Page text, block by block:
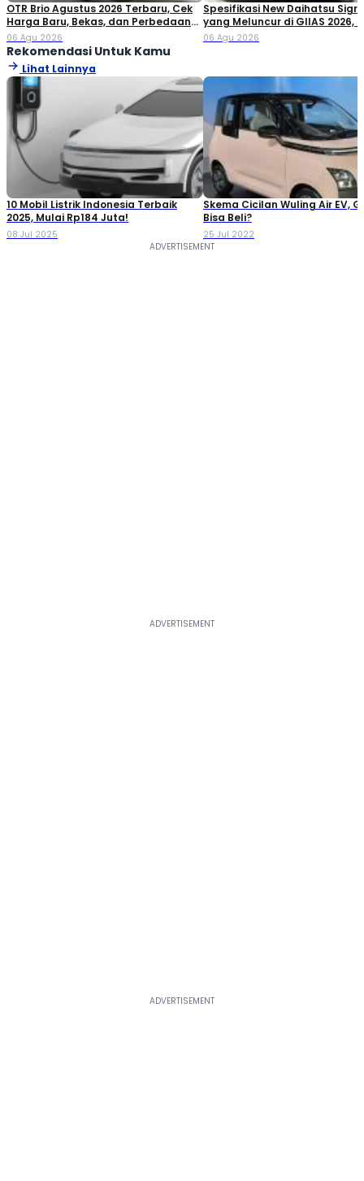
OTR Brio Agustus 2026 Terbaru, Cek
Harga Baru, Bekas, dan Perbedaan
Variannya
06 Agu 2026
Spesifikasi New Daihatsu
yang Meluncur di GIIAS 2026,
Sporty dengan Warna Two-
06 Agu 2026
Rekomendasi Untuk Kamu
Lihat Lainnya
10 Mobil Listrik Indonesia Terbaik
2025, Mulai Rp184 Juta!
08 Jul 2025
Skema Cicilan Wuling Air EV,
Bisa Beli?
25 Jul 2022